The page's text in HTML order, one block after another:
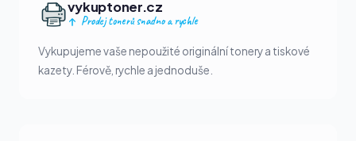
vykuptoner.cz
Prodej tonerů snadno a rychle
Vykupujeme vaše nepoužité originální tonery a tiskové
kazety. Férově, rychle a jednoduše.